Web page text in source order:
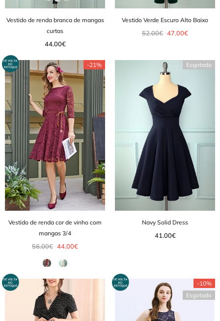
Vestido de renda branca de mangas
curtas
44.00€
Vestido Verde Escuro Alto Baixo
52.00€ 47.00€
-21%
Vestido de renda cor de vinho com
mangas 3/4
56.00€ 44.00€
Esgotado
Navy Solid Dress
41.00€
-10%
Esgotado